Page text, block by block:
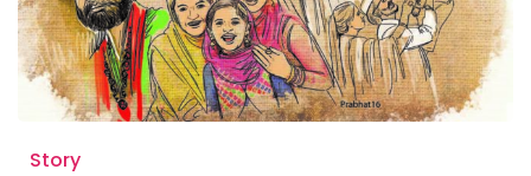
Story